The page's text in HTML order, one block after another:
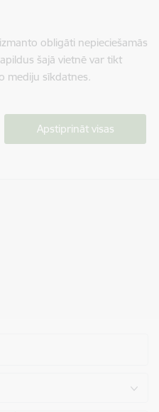
obligāti nepieciešamās
šajā vietnē var tikt
mediju sīkdatnes.
Apstiprināt visas